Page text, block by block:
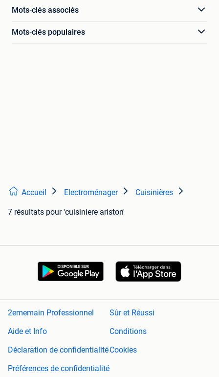
Mots-clés associés
Mots-clés populaires
Accueil Electroménager Cuisinières
7 résultats pour 'cuisiniere ariston'
2ememain Professionnel
Sûr et Réussi
Aide et Info
Conditions
Déclaration de confidentialitéCookies
Préférences de confidentialité